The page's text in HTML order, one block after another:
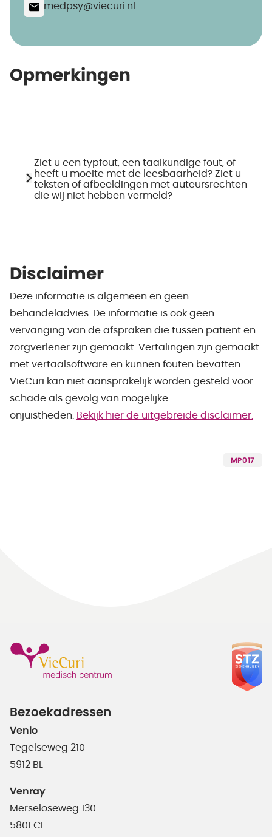
medpsy@​viecuri.nl
Opmerkingen
Ziet u een typfout, een taalkundige fout, of
heeft u moeite met de leesbaarheid? Ziet u
teksten of afbeeldingen met auteursrechten
die wij niet hebben vermeld?
Disclaimer
Deze informatie is algemeen en geen
behandeladvies. De informatie is ook geen
vervanging van de afspraken die tussen patiënt en
zorgverlener zijn gemaakt. Vertalingen zijn gemaakt
met vertaalsoftware en kunnen fouten bevatten.
VieCuri kan niet aansprakelijk worden gesteld voor
schade als gevolg van mogelijke
onjuistheden.
Bekijk hier de uitgebreide disclaimer.
MP017
Bezoekadressen
Venlo
Tegelseweg 210
5912 BL
Venray
Merseloseweg 130
5801 CE